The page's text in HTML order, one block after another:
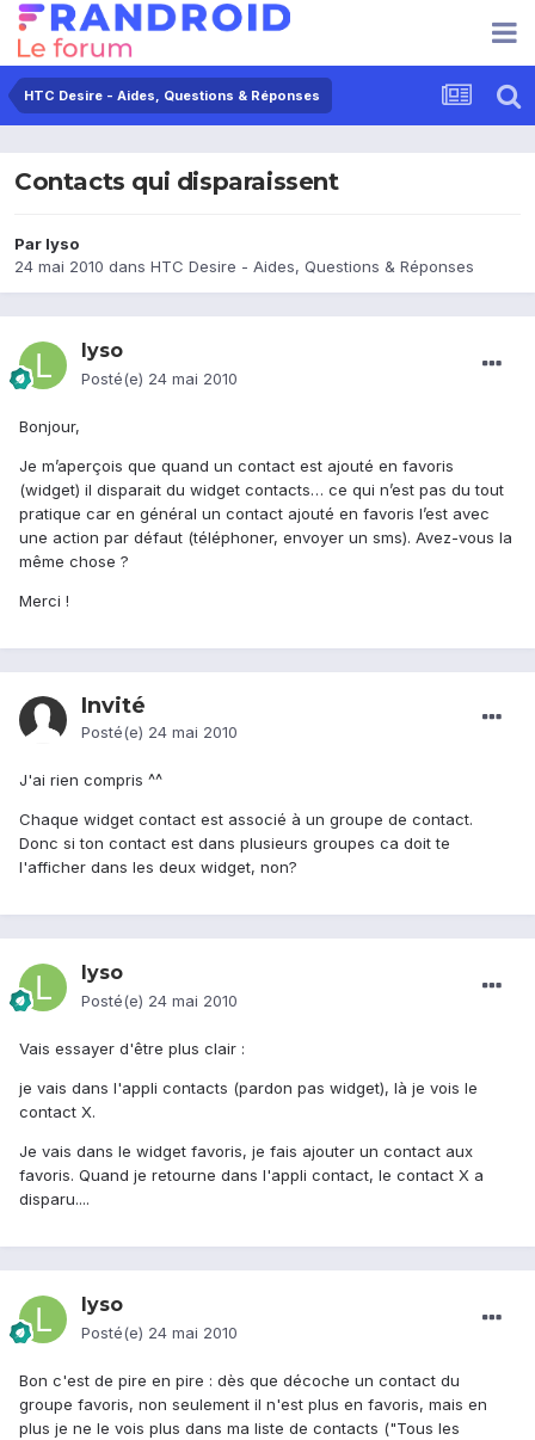
HTC Desire - Aides, Questions & Réponses
Contacts qui disparaissent
Par lyso
24 mai 2010 dans HTC Desire - Aides, Questions & Réponses
lyso
Posté(e) 24 mai 2010
Bonjour,
Je m’aperçois que quand un contact est ajouté en favoris
(widget) il disparait du widget contacts… ce qui n’est pas du tout
pratique car en général un contact ajouté en favoris l’est avec
une action par défaut (téléphoner, envoyer un sms). Avez-vous la
même chose ?
Merci !
Invité
Posté(e) 24 mai 2010
J'ai rien compris ^^
Chaque widget contact est associé à un groupe de contact.
Donc si ton contact est dans plusieurs groupes ca doit te
l'afficher dans les deux widget, non?
lyso
Posté(e) 24 mai 2010
Vais essayer d'être plus clair :
je vais dans l'appli contacts (pardon pas widget), là je vois le
contact X.
Je vais dans le widget favoris, je fais ajouter un contact aux
favoris. Quand je retourne dans l'appli contact, le contact X a
disparu....
lyso
Posté(e) 24 mai 2010
Bon c'est de pire en pire : dès que décoche un contact du
groupe favoris, non seulement il n'est plus en favoris, mais en
plus je ne le vois plus dans ma liste de contacts ("Tous les